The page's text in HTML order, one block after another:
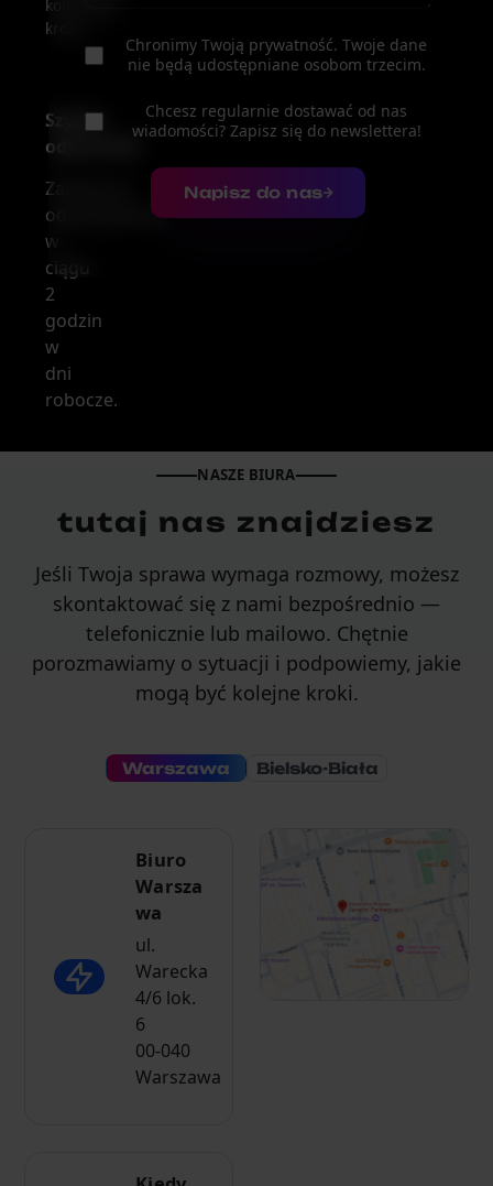
kolejnego
kroku.
Szybka
odpowiedź
Zazwyczaj
odpowiadamy
w
ciągu
2
godzin
w
dni
robocze.
Chronimy Twoją prywatność. Twoje dane
nie będą udostępniane osobom trzecim.
Chcesz regularnie dostawać od nas
wiadomości? Zapisz się do newslettera!
Napisz do nas
NASZE BIURA
tutaj nas znajdziesz
Jeśli Twoja sprawa wymaga rozmowy, możesz
skontaktować się z nami bezpośrednio —
telefonicznie lub mailowo. Chętnie
porozmawiamy o sytuacji i podpowiemy, jakie
mogą być kolejne kroki.
Warszawa Bielsko-Biała
Biuro
Warsza
wa
ul.
Warecka
4/6 lok.
6
00-040
Warszawa